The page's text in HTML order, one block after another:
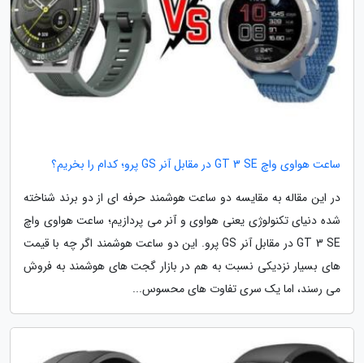
ساعت هواوی واچ GT 3 SE در مقابل آنر GS پرو؛ کدام را بخریم؟
در این مقاله به مقایسه دو ساعت هوشمند حرفه ای از دو برند شناخته
شده دنیای تکنولوژی یعنی هواوی و آنر می پردازیم؛ ساعت هواوی واچ
GT 3 SE در مقابل آنر GS پرو. این دو ساعت هوشمند اگر چه با قیمت
های بسیار نزدیکی نسبت به هم در بازار گجت های هوشمند به فروش
می رسند، اما یک سری تفاوت های محسوس...